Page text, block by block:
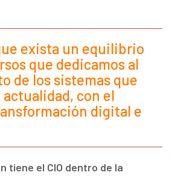
exista un equilibrio
que dedicamos al
de los sistemas que
con el
digital e
tiene el CIO dentro de la